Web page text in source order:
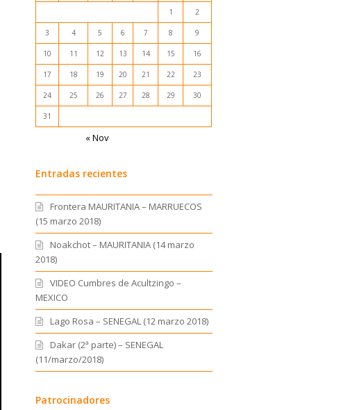
1
2
3 4 5 6 7 8 9
10 11 12 13 14 15 16
17 18 19 20 21 22 23
24 25 26 27 28 29 30
31
« Nov
Entradas recientes
Frontera MAURITANIA – MARRUECOS
(15 marzo 2018)
Noakchot – MAURITANIA (14 marzo
2018)
VIDEO Cumbres de Acultzingo –
MEXICO
Lago Rosa – SENEGAL (12 marzo 2018)
Dakar (2ª parte) – SENEGAL
(11/marzo/2018)
Patrocinadores